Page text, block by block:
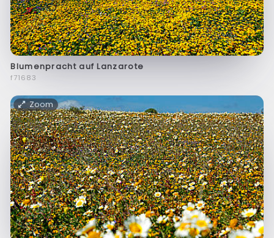
Blumenpracht auf Lanzarote
f71683
Zoom